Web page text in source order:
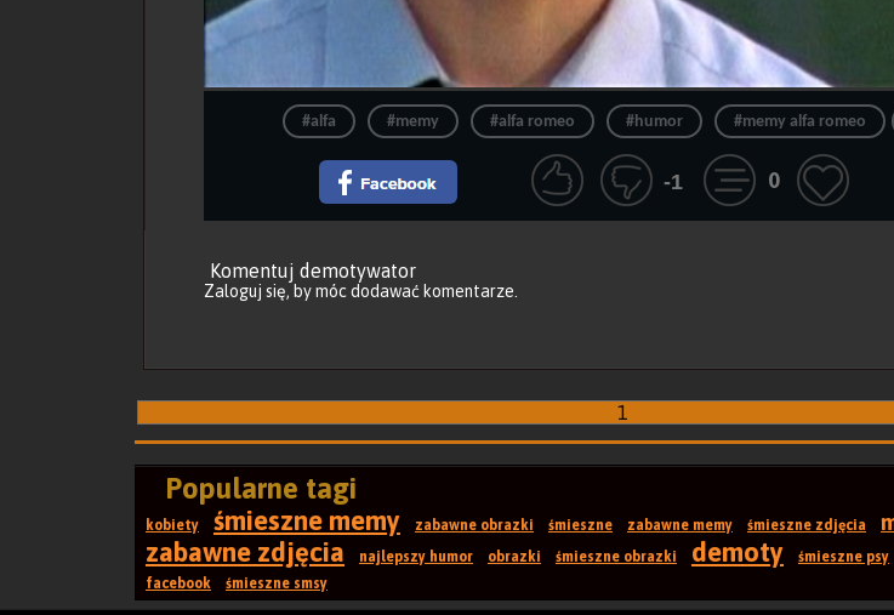
#alfa #memy #alfa romeo #humor #memy alfa romeo
-1 0
Komentuj demotywator
Zaloguj się, by móc dodawać komentarze.
1
Popularne tagi
kobiety śmieszne memy zabawne obrazki śmieszne zabawne memy śmieszne zdjęcia
zabawne zdjęcia najlepszy humor obrazki śmieszne obrazki demoty śmieszne psy
facebook śmieszne smsy